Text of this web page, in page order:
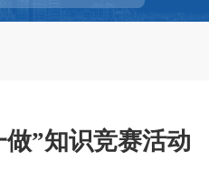
”知识竞赛活动